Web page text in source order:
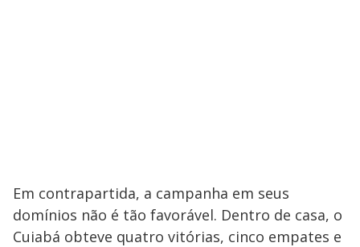
Em contrapartida, a campanha em seus
domínios não é tão favorável. Dentro de casa, o
Cuiabá obteve quatro vitórias, cinco empates e